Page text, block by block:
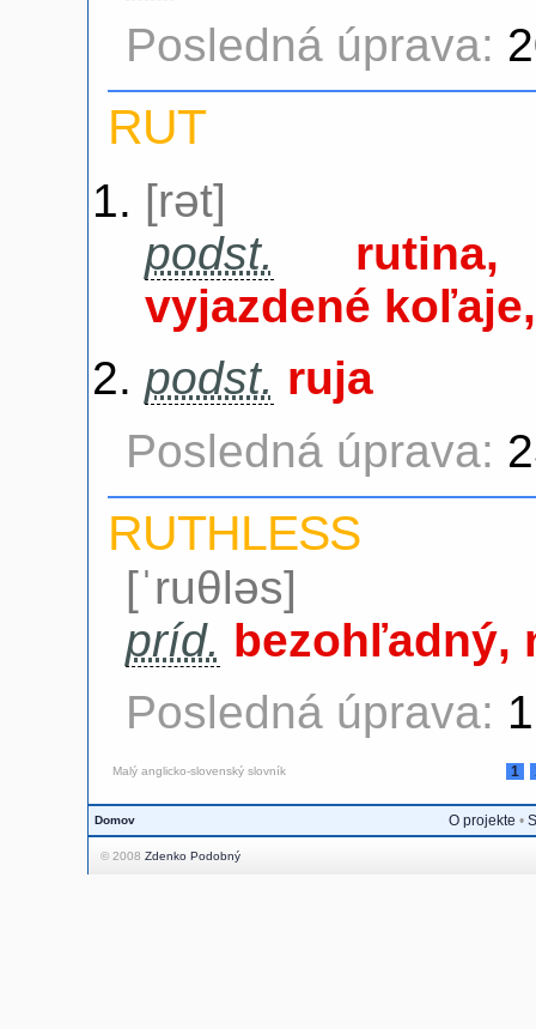
Posledná úprava:
RUT
[rət]
podst.
vyjazdené
podst. ruja
Posledná úprava:
RUTHLESS
[ˈruθləs]
príd. bezohľadný,
Posledná úprava:
Malý anglicko-slovenský slovník 1
Domov O projekte •
© 2008 Zdenko Podobný